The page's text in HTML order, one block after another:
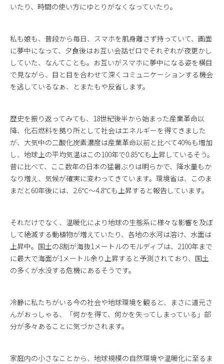
いたり、時間の使い方にゆとりがなくなっていたり。
私も娘も、普段から毎日、スマホを肌身離さず持っていて、画面
に夢中になって、夕食後はお互い会話ゼロでそれぞれが夜更かし
していた、なんてことも。お互いがスマホに夢中になる姿を横目
で見ながら、目と目を合わせて深くコミュニケーションする機会
を逃しているなぁ、とまたもや反省します。
歴史を振り返ってみても、18世紀後半から始まった産業革命以
降、化石燃料を拠り所として社会はエネルギーを得てきました
が、大気中の二酸化炭素濃度は産業革命以前と比べて40%も増加
し、地球上の平均気温はこの100年で0.85℃も上昇しているそう。
昔に比べて、ここ数年の日本の猛暑ぶりは明らかで、降水量もか
なり増え、気候が確実に変わってきています。環境省は、このま
まだと60年後には、2.6℃〜4.8℃も上昇すると報告しています。
それだけでなく、温暖化により地球の生態系に様々な影響を及ぼ
して絶滅する動植物が増えていたり、各地の氷河は溶け、水面は
上昇中。国土の8割が海抜1メートルのモルディブは、2100年まで
に最大で海面が1メートル余り上昇すると予測されており、国土
の多くが水没する危機にあるそうです。
冷静に私たちがいる今の社会や地球環境を観ると、まさに道元さ
んがおっしゃる、「何かを得て、何かを失ってしまっている」部
分が多々あることに気づかされます。
家庭内の小さなことから、地球規模の自然環境や温暖化に至るま